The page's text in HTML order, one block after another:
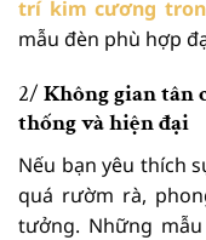
trí kim cương
mẫu đèn phù hợp
2/ Không gian tân
thống và hiện đại
Nếu bạn yêu thích
quá rườm rà,
tưởng. Những